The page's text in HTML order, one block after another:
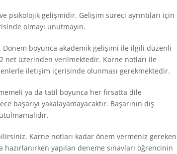
psikolojik gelişmidir. Gelişim süreci ayrıntıları için
olmayı unutmayın.
Dönem boyunca akademik gelişimi ile ilgili düzenli
üzerinden verilmektedir. Karne notları ile
iletişim içerisinde olunması gerekmektedir.
ya da tatil boyunca her fırsatta dile
yakalayamayacaktır. Başarının dış
Karne notları kadar önem vermeniz gereken
hazırlanırken yapılan deneme sınavları öğrencinin